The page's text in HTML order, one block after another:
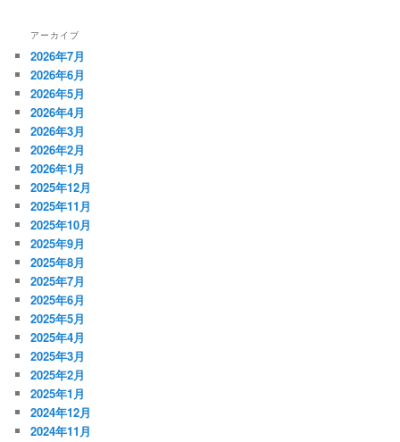
アーカイブ
2026年7月
2026年6月
2026年5月
2026年4月
2026年3月
2026年2月
2026年1月
2025年12月
2025年11月
2025年10月
2025年9月
2025年8月
2025年7月
2025年6月
2025年5月
2025年4月
2025年3月
2025年2月
2025年1月
2024年12月
2024年11月